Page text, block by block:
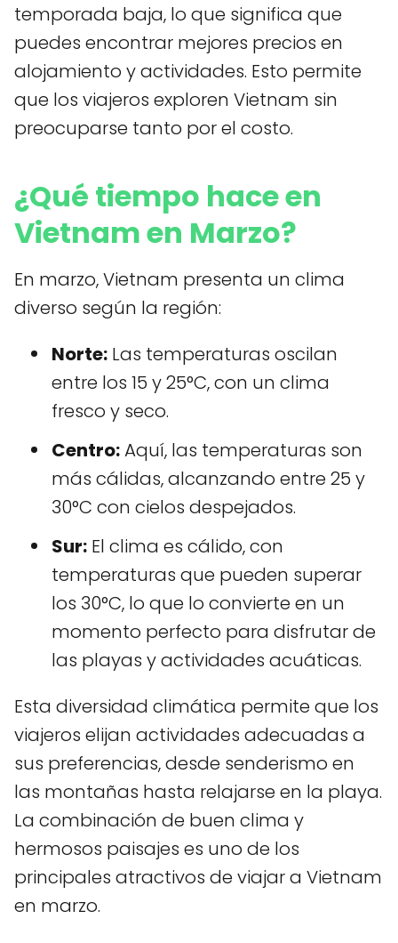
temporada baja, lo que significa que
puedes encontrar mejores precios en
alojamiento y actividades. Esto permite
que los viajeros exploren Vietnam sin
preocuparse tanto por el costo.
¿Qué tiempo hace en
Vietnam en Marzo?
En marzo, Vietnam presenta un clima
diverso según la región:
Norte: Las temperaturas oscilan
entre los 15 y 25°C, con un clima
fresco y seco.
Centro:Aquí, las temperaturas son
más cálidas, alcanzando entre 25 y
30°C con cielos despejados.
Sur: El clima es cálido, con
temperaturas que pueden superar
los 30°C, lo que lo convierte en un
momento perfecto para disfrutar de
las playas y actividades acuáticas.
Esta diversidad climática permite que los
viajeros elijan actividades adecuadas a
sus preferencias, desde senderismo en
las montañas hasta relajarse en la playa.
La combinación de buen clima y
hermosos paisajes es uno de los
principales atractivos de viajar a Vietnam
en marzo.